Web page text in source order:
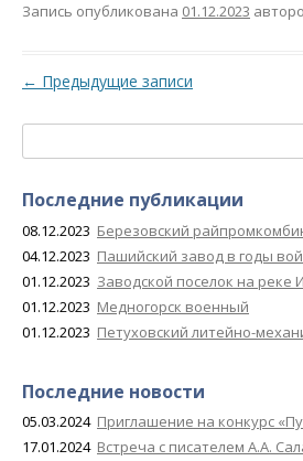
Запись опубликована 01.12.2023
Навигация по записям
← Предыдущие записи
Последние публикации
08.12.2023 Березовский
04.12.2023 Пашийский завод в годы
01.12.2023 Заводской поселок на реке
01.12.2023 Медногорск военный
01.12.2023 Петуховский литейно-
Последние новости
05.03.2024 Приглашение на конкурс
17.01.2024 Встреча с писателем А.А.